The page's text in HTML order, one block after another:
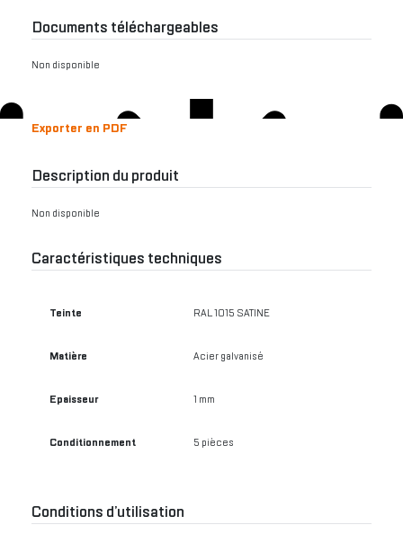
Documents téléchargeables
Non disponible
Exporter en PDF
Description du produit
Non disponible
Caractéristiques techniques
Teinte RAL 1015 SATINE
Matière Acier galvanisé
Epaisseur 1 mm
Conditionnement 5 pièces
Conditions d’utilisation